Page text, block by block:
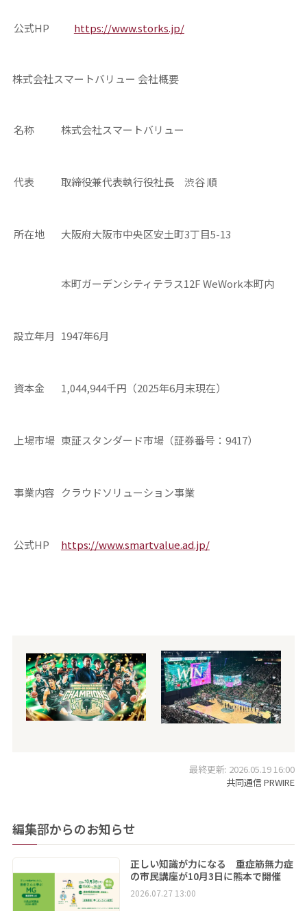
公式HP https://www.storks.jp/
株式会社スマートバリュー 会社概要
名称 株式会社スマートバリュー
代表 取締役兼代表執行役社長 渋谷 順
所在地 大阪府大阪市中央区安土町3丁目5-13
本町ガーデンシティテラス12F WeWork本町内
設立年月 1947年6月
資本金 1,044,944千円（2025年6月末現在）
上場市場 東証スタンダード市場（証券番号：9417）
事業内容 クラウドソリューション事業
公式HP https://www.smartvalue.ad.jp/
最終更新: 2026.05.19 16:00
共同通信 PRWIRE
編集部からのお知らせ
正しい知識が力になる 重症筋無力症
の市民講座が10月3日に熊本で開催
2026.07.27 13:00